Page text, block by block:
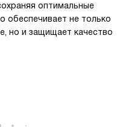
оптимальные
обеспечивает не только
но и защищает качество